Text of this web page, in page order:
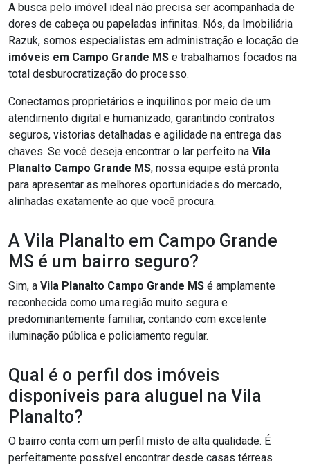
A busca pelo imóvel ideal não precisa ser acompanhada de
dores de cabeça ou papeladas infinitas. Nós, da Imobiliária
Razuk, somos especialistas em administração e locação de
imóveis em Campo Grande MS e trabalhamos focados na
total desburocratização do processo.
Conectamos proprietários e inquilinos por meio de um
atendimento digital e humanizado, garantindo contratos
seguros, vistorias detalhadas e agilidade na entrega das
chaves. Se você deseja encontrar o lar perfeito na Vila
Planalto Campo Grande MS, nossa equipe está pronta
para apresentar as melhores oportunidades do mercado,
alinhadas exatamente ao que você procura.
A Vila Planalto em Campo Grande
MS é um bairro seguro?
Sim, a Vila Planalto Campo Grande MS é amplamente
reconhecida como uma região muito segura e
predominantemente familiar, contando com excelente
iluminação pública e policiamento regular.
Qual é o perfil dos imóveis
disponíveis para aluguel na Vila
Planalto?
O bairro conta com um perfil misto de alta qualidade. É
perfeitamente possível encontrar desde casas térreas